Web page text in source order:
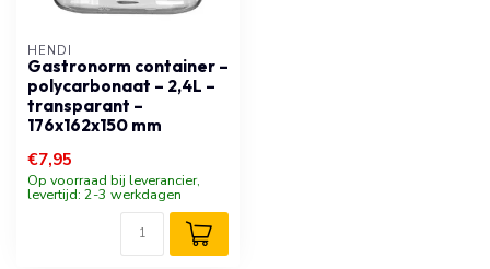
HENDI
Gastronorm container –
polycarbonaat – 2,4L –
transparant –
176x162x150 mm
€7,95
Op voorraad bij leverancier,
levertijd: 2-3 werkdagen